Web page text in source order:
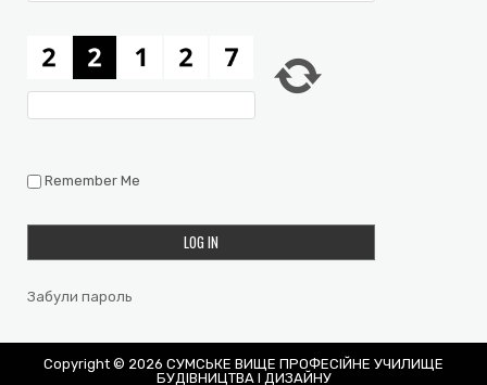
Remember Me
Забули пароль
Copyright © 2026 СУМСЬКЕ ВИЩЕ ПРОФЕСІЙНЕ УЧИЛИЩЕ
БУДІВНИЦТВА І ДИЗАЙНУ